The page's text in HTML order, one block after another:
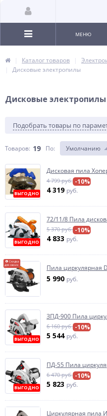
МЕНЮ
Каталог товаров
Дисковые электропилы
Дисковые электропилы
Подобрать товары по
Товаров: 19 По: Умолчанию
ВЫГОДНО
Дисковая пила
4 799 руб. -10%
4 319 руб.
ВЫГОДНО
72/11/8 Пила
5 370 руб. -10%
4 833 руб.
Скидка
для своих
Пила циркулярная
5 990 руб.
ВЫГОДНО
ЗПД-900 Пила
6 160 руб. -10%
5 544 руб.
ВЫГОДНО
ПД-55 Пила
6 470 руб. -10%
5 823 руб.
Циркулярная пила